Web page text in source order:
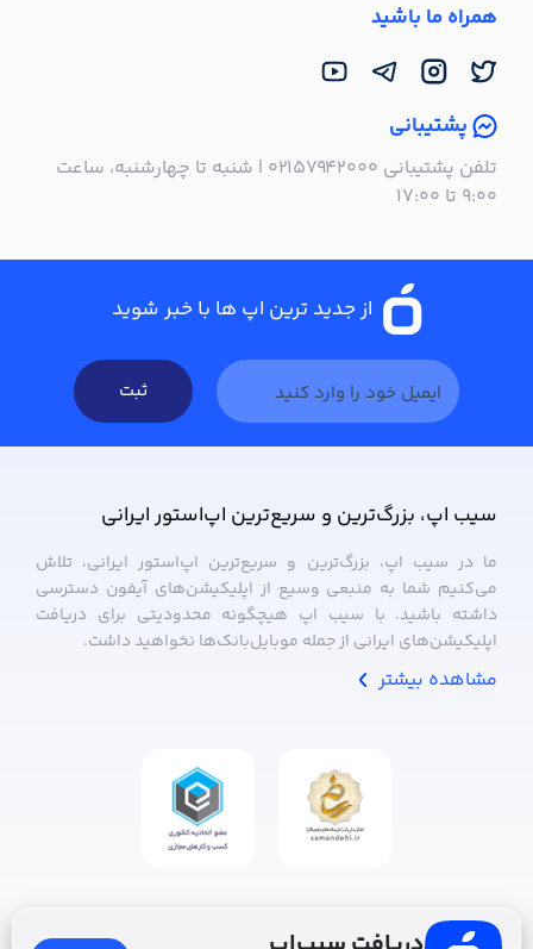
همراه ما باشید
پشتیبانی
تلفن پشتیبانی ۰۲۱۵۷۹۴۲۰۰۰ | شنبه تا چهارشنبه، ساعت
۹:۰۰ تا ۱۷:۰۰
از جدید ترین اپ ها با خبر شوید
ثبت
سیب ‌اپ، بزرگ‌ترین و سریع‌ترین اپ‌استور ایرانی
ما در سیب ‌اپ، بزرگ‌ترین و سریع‌ترین اپ‌استور ایرانی، تلاش
می‌کنیم شما به منبعی وسیع از اپلیکیشن‌های آیفون دسترسی
داشته باشید. با سیب ‌اپ هیچگونه محدودیتی برای دریافت
اپلیکیشن‌های ایرانی از جمله موبایل‌بانک‌ها نخواهید داشت.
مشاهده بیشتر